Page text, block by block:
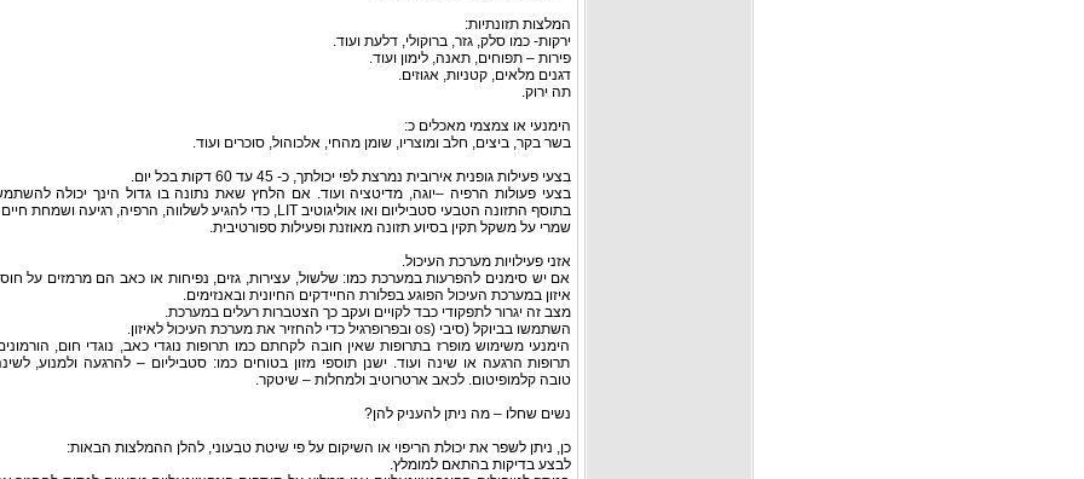
המלצות תזונתיות:
ירקות- כמו סלק, גזר, ברוקולי, דלעת ועוד.
פירות – תפוחים, תאנה, לימון ועוד.
דגנים מלאים, קטניות, אגוזים.
תה ירוק.
הימנעי או צמצמי מאכלים כ:
בשר בקר, ביצים, חלב ומוצריו, שומן מהחי, אלכוהול, סוכרים ועוד.
בצעי פעילות גופנית אירובית נמרצת לפי יכולתך, כ- 45 עד 60 דקות בכל יום.
בצעי פעולות הרפיה –יוגה, מדיטציה ועוד. אם הלחץ שאת נתונה בו גדול הינך יכולה
בתוסף התזונה הטבעי סטביליום ואו אוליגוטיב LIT, כדי להגיע לשלווה, הרפיה, רגיעה ושמחת חיים
שמרי על משקל תקין בסיוע תזונה מאוזנת ופעילות ספורטיבית.
אזני פעילויות מערכת העיכול.
אם יש סימנים להפרעות במערכת כמו: שלשול, עצירות, גזים, נפיחות או כאב הם מרמזים על
איזון במערכת העיכול הפוגע בפלורת החיידקים החיונית ובאנזימים.
מצב זה יגרור לתפקודי כבד לקויים ועקב כך הצטברות רעלים במערכת.
השתמשו בביוקל (סיבי (os ובפרופרגיל כדי להחזיר את מערכת העיכול לאיזון.
הימנעי משימוש מופרז בתרופות שאין חובה לקחתם כמו תרופות נוגדי כאב, נוגדי חום,
תרופות הרגעה או שינה ועוד. ישנן תוספי מזון בטוחים כמו: סטביליום – להרגעה ולמנוע,
טובה קלמופיטום. לכאב ארטרוטיב ולמחלות – שיטקר.
נשים שחלו – מה ניתן להעניק להן?
כן, ניתן לשפר את יכולת הריפוי או השיקום על פי שיטת טבעוני, להלן ההמלצות הבאות:
לבצע בדיקות בהתאם למומלץ.